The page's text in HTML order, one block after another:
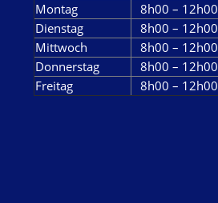
Montag 8h00 – 12h00
Dienstag
8h00 – 12h00
Mittwoch
8h00 – 12h00
Donnerstag
8h00 – 12h00
Freitag
8h00 – 12h00